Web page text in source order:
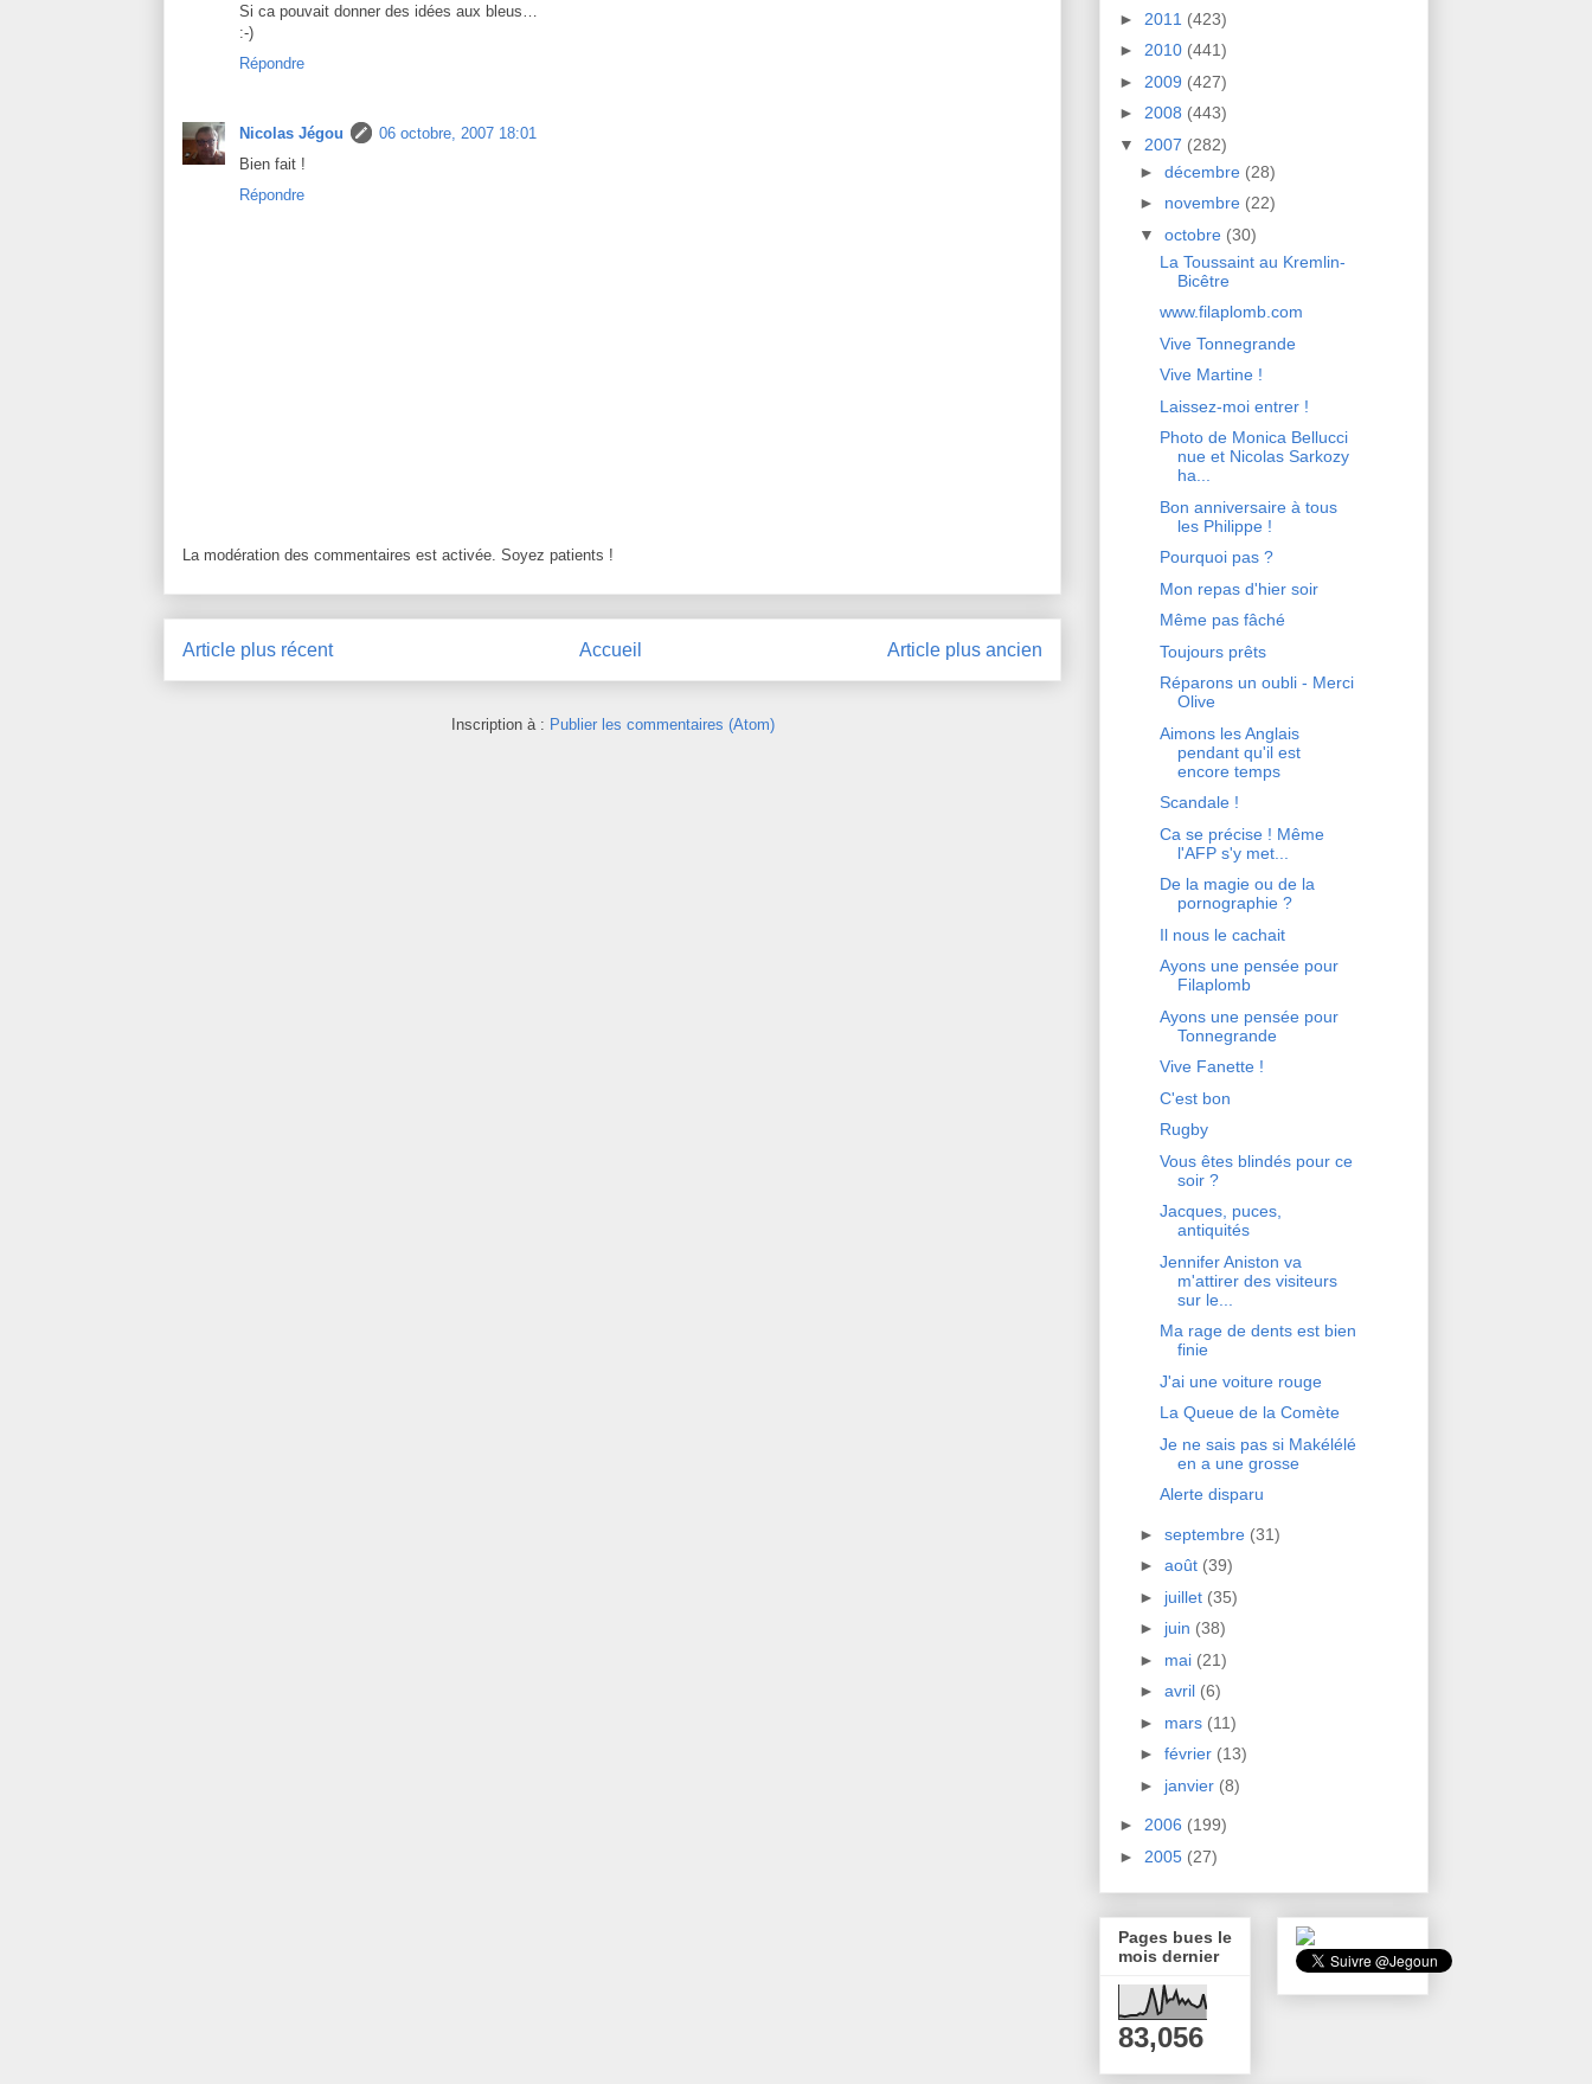
Si ca pouvait donner des idées aux bleus…
:-)
Répondre
Nicolas Jégou
06 octobre, 2007 18:01
Bien fait !
Répondre
La modération des commentaires est activée. Soyez patients !
Article plus récent Article plus ancien
Accueil
Inscription à : Publier les commentaires (Atom)
► 2011 (423)
► 2010 (441)
► 2009 (427)
► 2008 (443)
▼ 2007 (282)
► décembre (28)
► novembre (22)
▼ octobre (30)
La Toussaint au Kremlin-
Bicêtre
www.filaplomb.com
Vive Tonnegrande
Vive Martine !
Laissez-moi entrer !
Photo de Monica Bellucci
nue et Nicolas Sarkozy
ha...
Bon anniversaire à tous
les Philippe !
Pourquoi pas ?
Mon repas d'hier soir
Même pas fâché
Toujours prêts
Réparons un oubli - Merci
Olive
Aimons les Anglais
pendant qu'il est
encore temps
Scandale !
Ca se précise ! Même
l'AFP s'y met...
De la magie ou de la
pornographie ?
Il nous le cachait
Ayons une pensée pour
Filaplomb
Ayons une pensée pour
Tonnegrande
Vive Fanette !
C'est bon
Rugby
Vous êtes blindés pour ce
soir ?
Jacques, puces,
antiquités
Jennifer Aniston va
m'attirer des visiteurs
sur le...
Ma rage de dents est bien
finie
J'ai une voiture rouge
La Queue de la Comète
Je ne sais pas si Makélélé
en a une grosse
Alerte disparu
► septembre (31)
► août (39)
► juillet (35)
► juin (38)
► mai (21)
► avril (6)
► mars (11)
► février (13)
► janvier (8)
► 2006 (199)
► 2005 (27)
Pages bues le
mois dernier
83,056